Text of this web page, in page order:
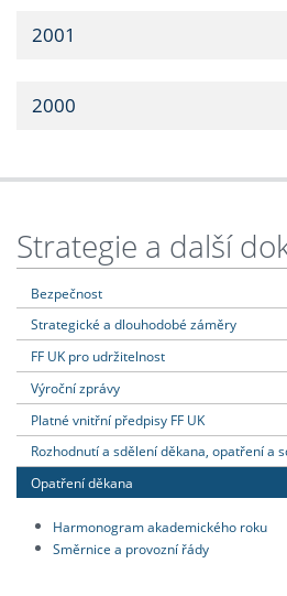
2001
2000
Strategie a další
Bezpečnost
Strategické a dlouhodobé záměry
FF UK pro udržitelnost
Výroční zprávy
Platné vnitřní předpisy FF UK
Rozhodnutí a sdělení děkana, opatření a
Opatření děkana
Harmonogram akademického roku
Směrnice a provozní řády